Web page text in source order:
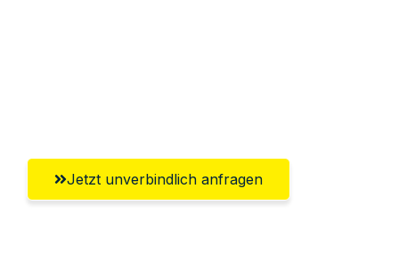
Jetzt unverbindlich anfragen